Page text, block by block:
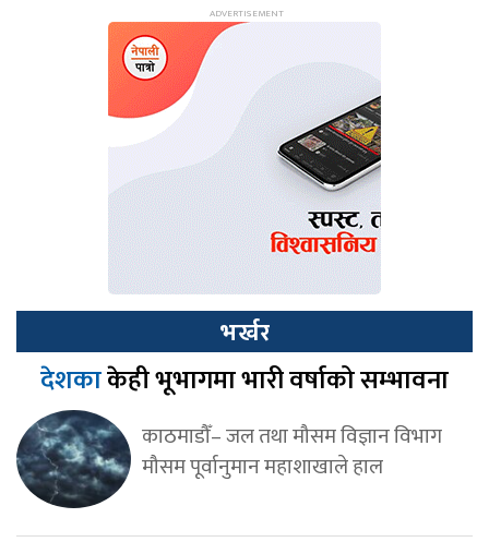
भर्खर
देशकाकेही भूभागमा भारी वर्षाको सम्भावना
काठमाडौँ– जल तथा मौसम विज्ञान विभाग
मौसम पूर्वानुमान महाशाखाले हाल